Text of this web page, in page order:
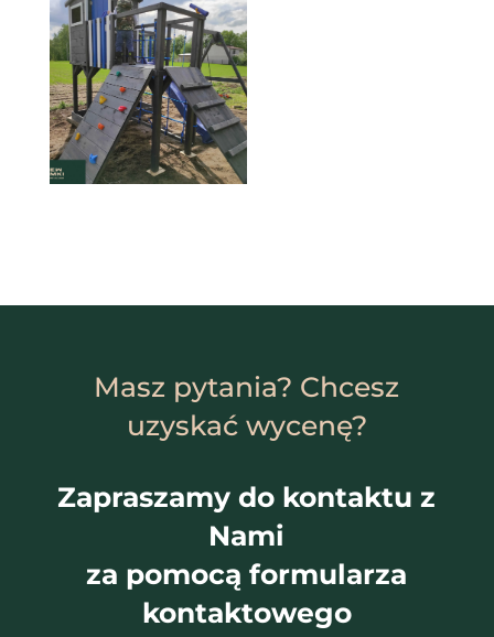
Masz pytania? Chcesz
uzyskać wycenę?
Zapraszamy do kontaktu z
Nami
za pomocą formularza
kontaktowego